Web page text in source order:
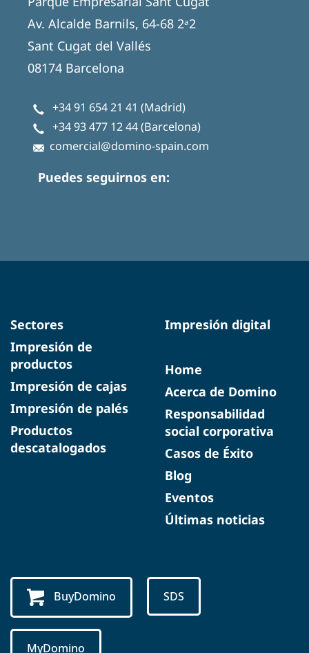
Av. Alcalde Barnils, 64-68 2ᵃ2
Sant Cugat del Vallés
08174 Barcelona
+34 91 654 21 41 (Madrid)
+34 93 477 12 44(Barcelona)
comercial@domino-spain.com
Puedes seguirnos en:
Sectores
Impresión de
productos
Impresión de cajas
Impresión de palés
Productos
descatalogados
Impresión digital
Home
Acerca de Domino
Responsabilidad
social corporativa
Casos de Éxito
Blog
Eventos
Últimas noticias
BuyDomino SDS
MyDomino